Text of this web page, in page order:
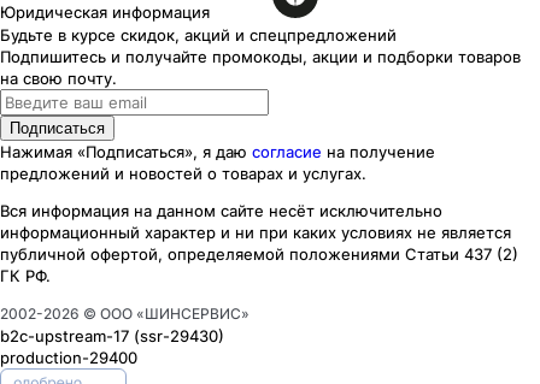
Майами лайт
Майами 1
Миконос 5
Мохито
2
Moskva 18
Нокс 2
Офф-лайн 3
Оруэлл 3
Панган 9
Райдер
3
S.U. 4
Сион 6
Скайрим 4
Юридическая информация
Будьте в курсе скидок, акций и спецпредложений
Подпишитесь и получайте промокоды, акции и подборки товаров
на свою почту.
Подписаться
Нажимая «Подписаться», я даю согласие на получение
предложений и новостей о товарах и услугах.
Вся информация на данном сайте несёт исключительно
информационный характер и ни при каких условиях не является
публичной офертой, определяемой положениями Статьи 437 (2)
ГК РФ.
2002-2026 © ООО «ШИНСЕРВИС»
b2c-upstream-17 (ssr-29430)
production-29400